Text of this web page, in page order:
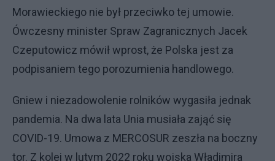
Morawieckiego nie był przeciwko tej umowie.
Ówczesny minister Spraw Zagranicznych Jacek
Czeputowicz mówił wprost, że Polska jest za
podpisaniem tego porozumienia handlowego.
Gniew i niezadowolenie rolników wygasiła jednak
pandemia. Na dwa lata Unia musiała zająć się
COVID-19. Umowa z MERCOSUR zeszła na boczny
tor. Z kolei w lutym 2022 roku wojska Władimira